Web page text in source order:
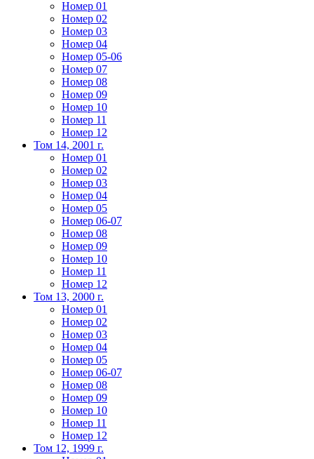
Номер 01
Номер 02
Номер 03
Номер 04
Номер 05-06
Номер 07
Номер 08
Номер 09
Номер 10
Номер 11
Номер 12
Том 14, 2001 г.
Номер 01
Номер 02
Номер 03
Номер 04
Номер 05
Номер 06-07
Номер 08
Номер 09
Номер 10
Номер 11
Номер 12
Том 13, 2000 г.
Номер 01
Номер 02
Номер 03
Номер 04
Номер 05
Номер 06-07
Номер 08
Номер 09
Номер 10
Номер 11
Номер 12
Том 12, 1999 г.